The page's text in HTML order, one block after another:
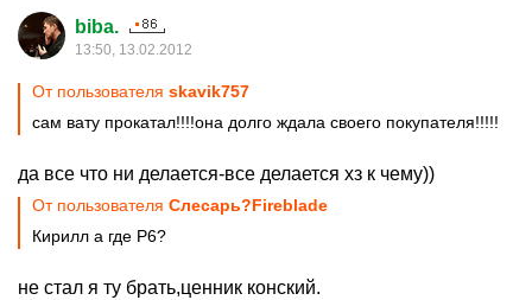
biba.
13:50, 13.02.2012
От пользователя skavik757
сам вату прокатал!!!!она долго ждала своего покупателя!!!!!
да все что ни делается-все делается хз к чему))
От пользователя Слесарь?Fireblade
Кирилл а где Р6?
не стал я ту брать,ценник конский.